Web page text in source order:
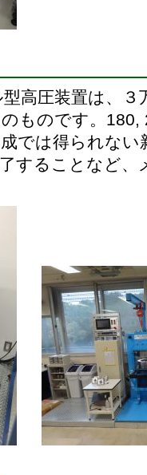
高圧装置は、３
ものです。
では得られない
することなど